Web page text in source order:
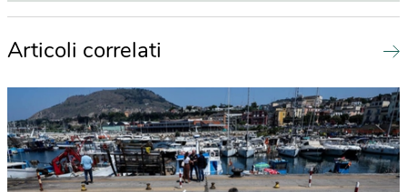
Articoli correlati